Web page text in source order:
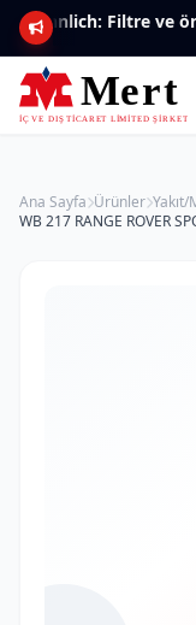
Ana Sayfa Ürünler